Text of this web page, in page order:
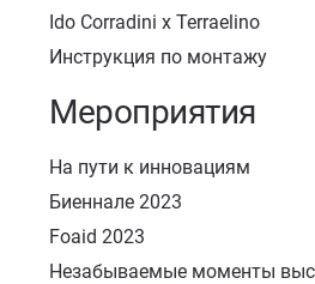
Ido Corradini x Terraelino
Инструкция по монтажу
Мероприятия
На пути к инновациям
Биеннале 2023
Foaid 2023
Незабываемые моменты